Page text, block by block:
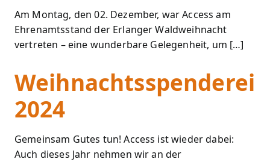
Am Montag, den 02. Dezember, war Access am
Ehrenamtsstand der Erlanger Waldweihnacht
vertreten – eine wunderbare Gelegenheit, um […]
Weihnachtsspenderei
2024
Gemeinsam Gutes tun! Access ist wieder dabei:
Auch dieses Jahr nehmen wir an der